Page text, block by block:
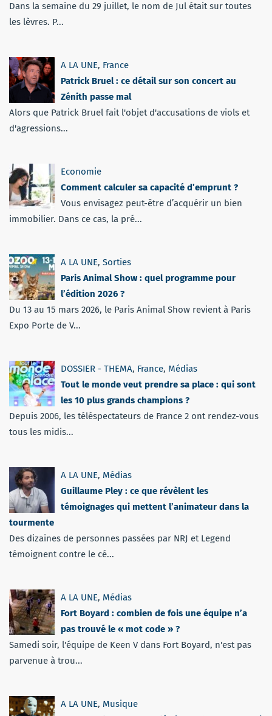
Dans la semaine du 29 juillet, le nom de Jul était sur toutes
les lèvres. P...
A LA UNE, France
Patrick Bruel : ce détail sur son concert au
Zénith passe mal
Alors que Patrick Bruel fait l'objet d'accusations de viols et
d'agressions...
Economie
Comment calculer sa capacité d’emprunt ?
Vous envisagez peut-être d’acquérir un bien
immobilier. Dans ce cas, la pré...
A LA UNE, Sorties
Paris Animal Show : quel programme pour
l’édition 2026 ?
Du 13 au 15 mars 2026, le Paris Animal Show revient à Paris
Expo Porte de V...
DOSSIER - THEMA, France, Médias
Tout le monde veut prendre sa place : qui sont
les 10 plus grands champions ?
Depuis 2006, les téléspectateurs de France 2 ont rendez-vous
tous les midis...
A LA UNE, Médias
Guillaume Pley : ce que révèlent les
témoignages qui mettent l’animateur dans la
tourmente
Des dizaines de personnes passées par NRJ et Legend
témoignent contre le cé...
A LA UNE, Médias
Fort Boyard : combien de fois une équipe n’a
pas trouvé le « mot code » ?
Samedi soir, l'équipe de Keen V dans Fort Boyard, n'est pas
parvenue à trou...
A LA UNE, Musique